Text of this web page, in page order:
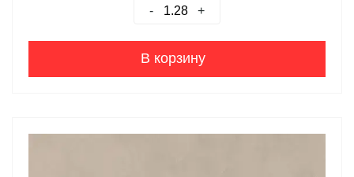
- +
В корзину